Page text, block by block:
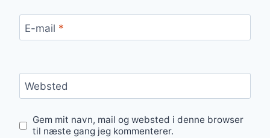
E-mail *
Websted
Gem mit navn, mail og websted i denne browser
til næste gang jeg kommenterer.